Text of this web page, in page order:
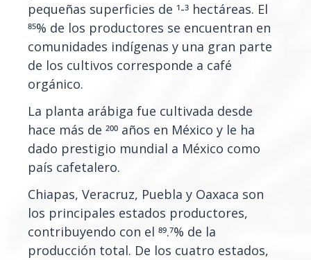
pequeñas superficies de 1-3 hectáreas. El
85% de los productores se encuentran en
comunidades indígenas y una gran parte
de los cultivos corresponde a café
orgánico.
La planta arábiga fue cultivada desde
hace más de 200 años en México y le ha
dado prestigio mundial a México como
país cafetalero.
Chiapas, Veracruz, Puebla y Oaxaca son
los principales estados productores,
contribuyendo con el 89.7% de la
producción total. De los cuatro estados,